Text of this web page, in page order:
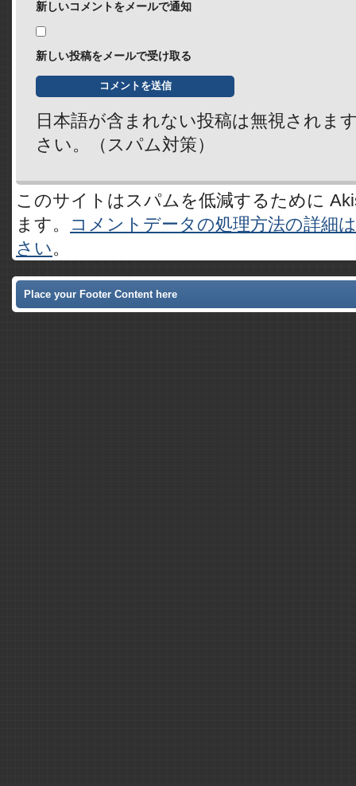
新しいコメントをメールで通知
新しい投稿をメールで受け取る
日本語が含まれない投稿は無視されま
さい。（スパム対策）
このサイトはスパムを低減するために
ます。
コメントデータの処理方法の詳細
さい。
Place your Footer Content here